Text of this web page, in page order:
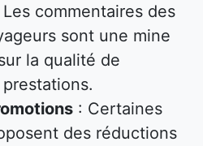
Les commentaires des
sont une mine
la qualité de
prestations.
: Certaines
des réductions